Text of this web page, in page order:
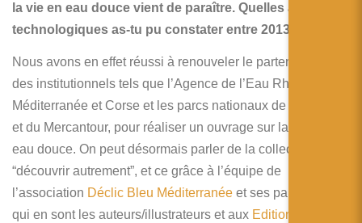
Español
la vie en eau douce vient de paraître. Quelles avancées
technologiques as-tu pu constater entre 2013 et 2016.
Nous avons en effet réussi à renouveler le partenariat avec
des institutionnels tels que l’Agence de l’Eau Rhône-
Méditerranée et Corse et les parcs nationaux de Port-Cros
et du Mercantour, pour réaliser un ouvrage sur la vie en
eau douce. On peut désormais parler de la collection
“découvrir autrement”, et ce grâce à l’équipe de
l’association Déclic Bleu Méditerranée et ses partenaires
qui en sont les auteurs/illustrateurs et aux Editions Turtle